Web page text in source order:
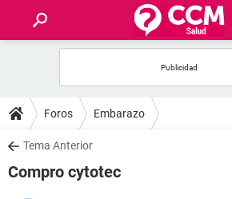
FOROS
SALUD
FAMILIA
Foros Embarazo
Tema Anterior
Compro cytotec